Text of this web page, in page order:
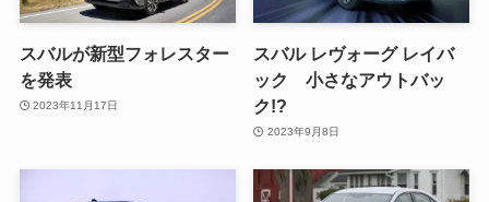
スバルが新型フォレスター
を発表
2023年11月17日
スバル レヴォーグ レイバ
ック 小さなアウトバッ
ク!?
2023年9月8日